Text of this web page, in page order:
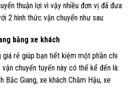
thuận lợi vì vậy nhiều đơn vị đã đưa
2 hình thức vận chuyển như sau:
bằng xe khách
giá rẻ giúp bạn tiết kiệm một phần chi
chuyển tuyến này có thể kể đến là:
Bắc Giang, xe khách Chăm Hậu, xe